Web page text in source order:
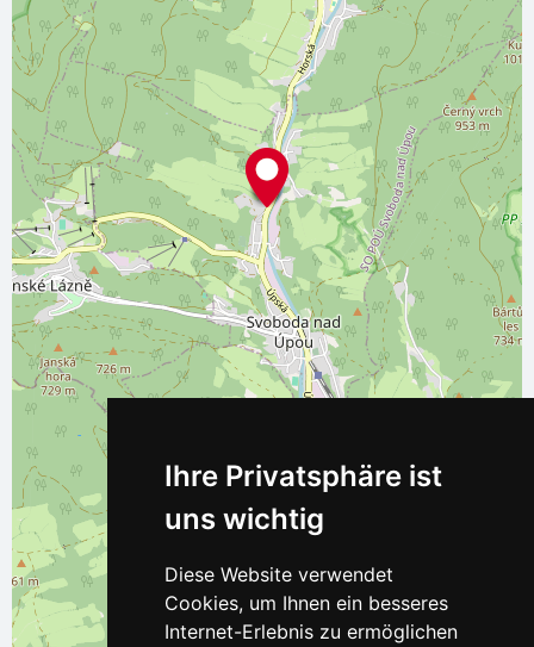
Ihre Privatsphäre ist
uns wichtig
Diese Website verwendet
Cookies, um Ihnen ein besseres
Internet-Erlebnis zu ermöglichen